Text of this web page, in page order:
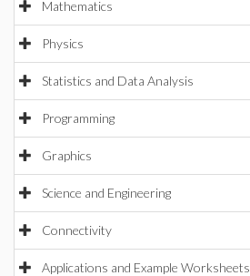
Mathematics
Physics
Statistics and Data Analysis
Programming
Graphics
Science and Engineering
Connectivity
Applications and Example Worksheets